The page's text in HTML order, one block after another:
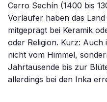
Cerro Sechín (1400 bis
Vorläufer haben das
mitgeprägt bei Keramik
oder Religion. Kurz:
nicht vom Himmel,
Jahrtausende bis zur
allerdings bei den Inka